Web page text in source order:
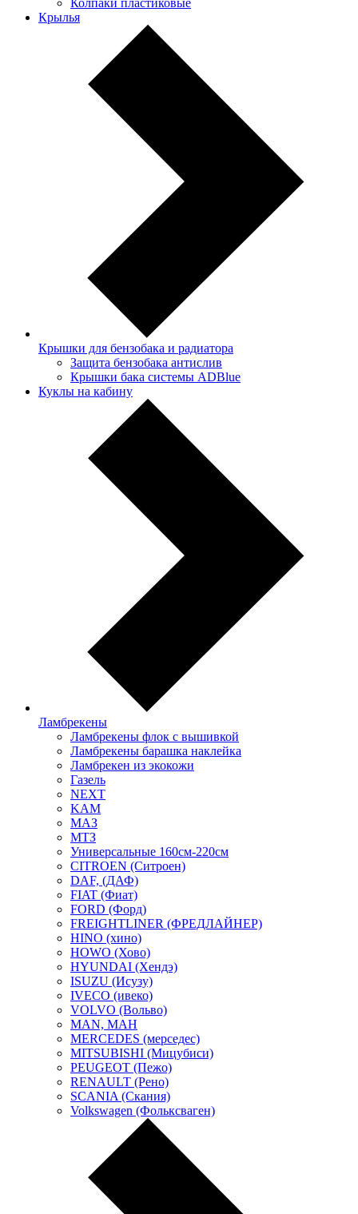
Крылья
Крышки для бензобака и радиатора
Защита бензобака антислив
Крышки бака системы ADBlue
Куклы на кабину
Ламбрекены
Ламбрекены флок с вышивкой
Ламбрекены барашка наклейка
Ламбрекен из экокожи
Газель
NEXT
KAM
МАЗ
МТЗ
Универсальные 160см-220см
CITROEN (Ситроен)
DAF, (ДАФ)
FIAT (Фиат)
FORD (Форд)
FREIGHTLINER (ФРЕДЛАЙНЕР)
HINO (хино)
HOWO (Хово)
HYUNDAI (Хендэ)
ISUZU (Исузу)
IVECO (ивеко)
VOLVO (Вольво)
MAN, МАН
MERCEDES (мерседес)
MITSUBISHI (Мицубиси)
PEUGEOT (Пежо)
RENAULT (Рено)
SCANIA (Скания)
Volkswagen (Фольксваген)